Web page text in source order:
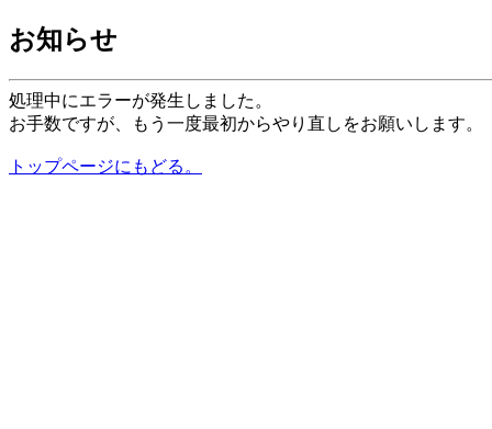
お知らせ
処理中にエラーが発生しました。
お手数ですが、もう一度最初からやり直しをお願いします。
トップページにもどる。